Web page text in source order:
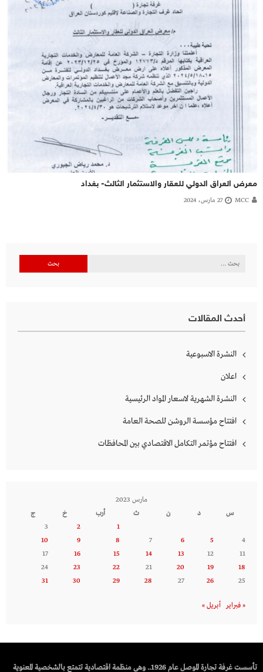
معرض العراق الدولي للعقار والاستثمار الثالث- بغداد
MCC 27 مارس، 2024
البحث
أحدث المقالات
النشرة الاسبوعية
اعلان
النشرة الشهرية لاسعار المواد الرئيسية
افتتاح مؤسسة الروشن للصحة العامة
افتتاح مؤتمر التكامل الاقتصادي بين المحافظات
مارس 2023
س
د ن ث أرب خ
ج
1
2
3
4
5
6
7
8
9
10
11
12
13
14
15
16
17
18
19
20
21
22
23
24
25
26
27
28
29
30
31
« فبراير أبريل »
تأسست غرفة تجارة الموصل عام 1926.. وهي منظمة اقتصادية تتمتع بالشخصية المعنوية